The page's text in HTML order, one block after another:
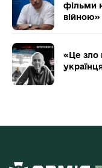
фільми
війною»
«Це зло